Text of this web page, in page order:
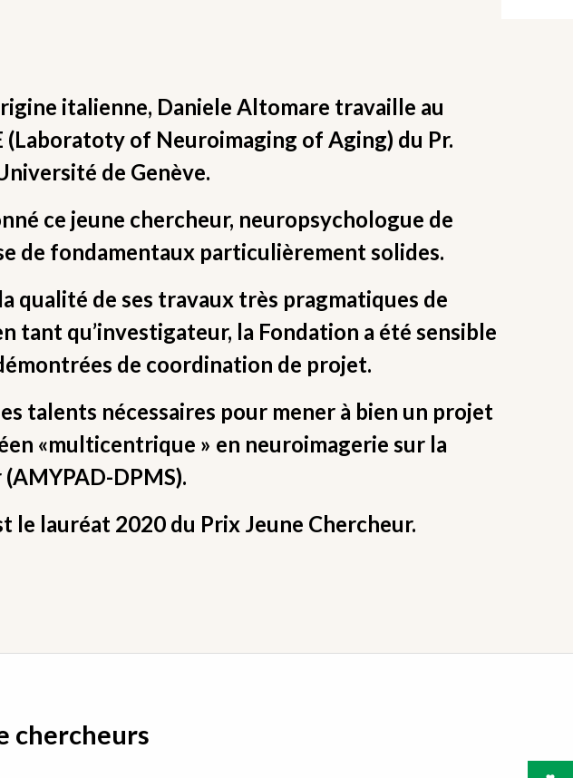
italienne, Daniele Altomare travaille au
(Laboratoty of Neuroimaging of Aging) du Pr.
de Genève.
ce jeune chercheur, neuropsychologue de
de fondamentaux particulièrement solides.
qualité de ses travaux très pragmatiques de
tant qu’investigateur, la Fondation a été sensible
de coordination de projet.
talents nécessaires pour mener à bien un projet
«multicentrique » en neuroimagerie sur la
(AMYPAD-DPMS).
le lauréat 2020 du Prix Jeune Chercheur.
chercheurs